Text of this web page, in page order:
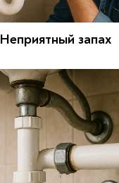
Неприятный запах